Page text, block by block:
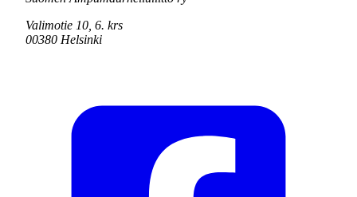
Valimotie 10, 6. krs
00380 Helsinki